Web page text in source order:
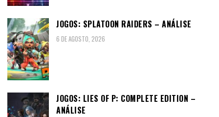
JOGOS: SPLATOON RAIDERS – ANÁLISE
6 DE AGOSTO, 2026
JOGOS: LIES OF P: COMPLETE EDITION –
ANÁLISE